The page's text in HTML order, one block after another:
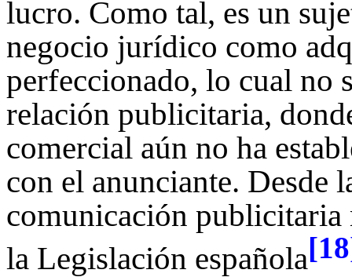
lucro. Como tal, es un
negocio jurídico como
perfeccionado, lo cual no
relación publicitaria,
comercial aún no ha
con el anunciante. Desde
comunicación publicitaria
la Legislación española